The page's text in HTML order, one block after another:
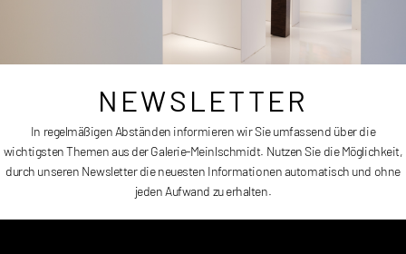
DIE SEEROSE
NEWSLETTER
In regelmäßigen Abständen informieren wir Sie umfassend über die
wichtigsten Themen aus der Galerie-Meinlschmidt. Nutzen Sie die Möglichkeit,
durch unseren Newsletter die neuesten Informationen automatisch und ohne
jeden Aufwand zu erhalten.